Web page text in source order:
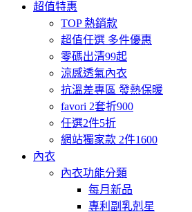
超值特惠
TOP 熱銷款
超值任選 多件優惠
零碼出清99起
涼感透氣內衣
抗溫差專區 發熱保暖
favori 2套折900
任選2件5折
網站獨家款 2件1600
內衣
內衣功能分類
每月新品
專利副乳剋星